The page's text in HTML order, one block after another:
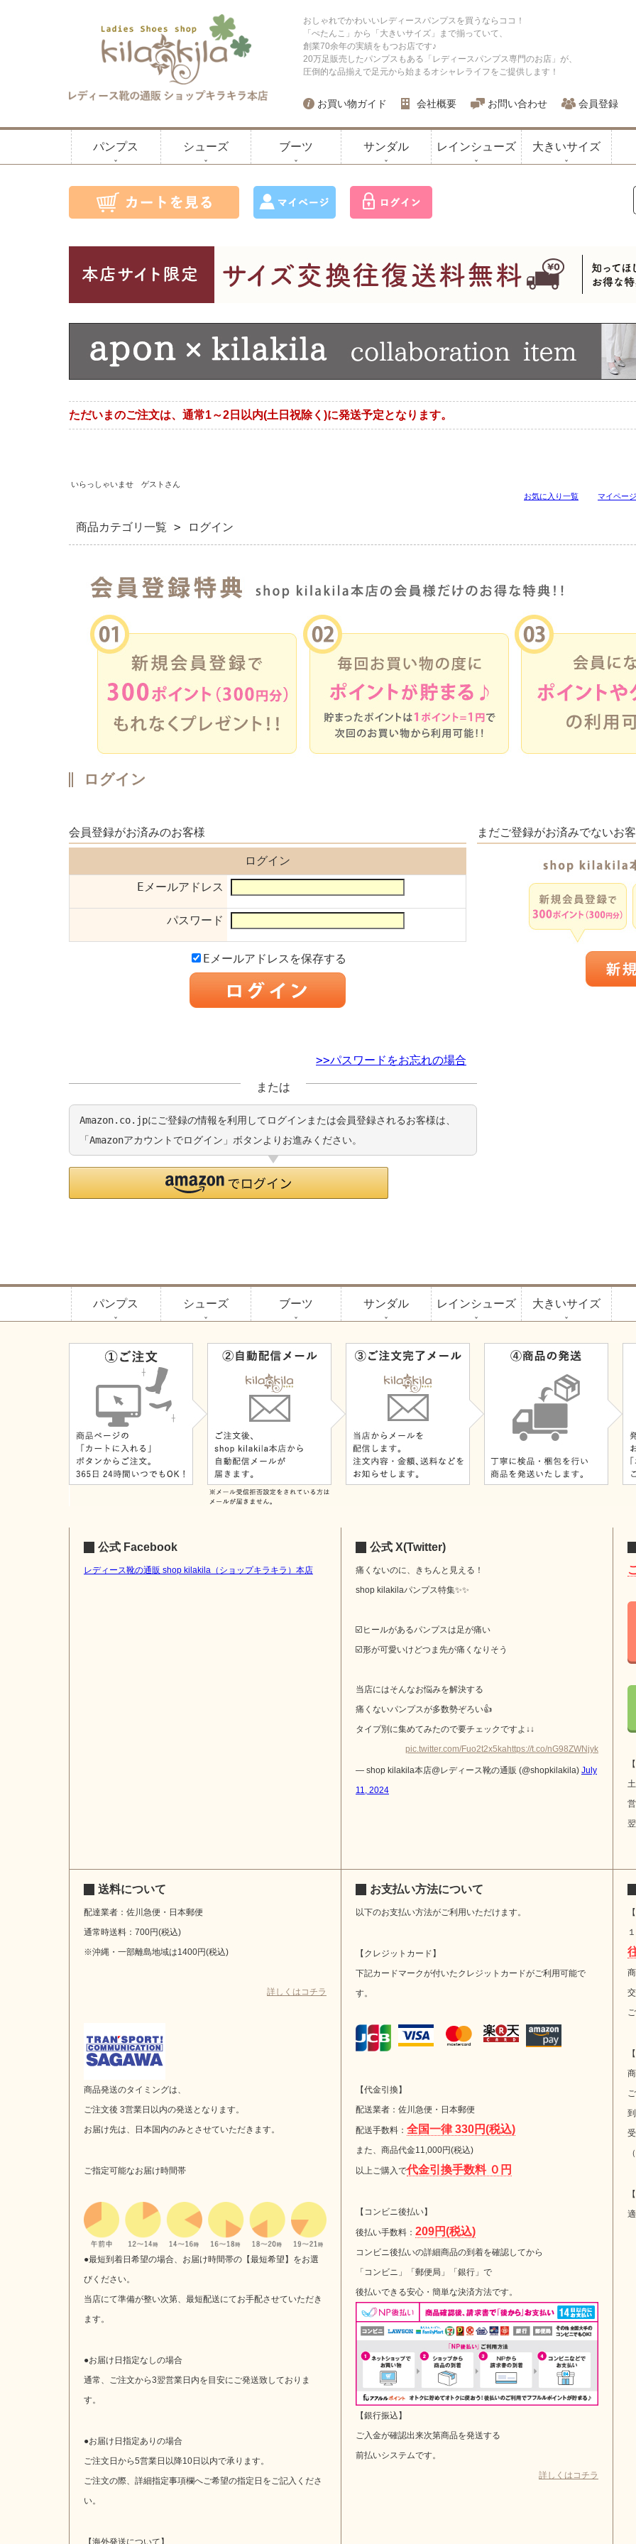
おしゃれでかわいいレディースパンプスを買うならココ！
「ぺたんこ」から「大きいサイズ」まで揃っていて、
創業70余年の実績をもつお店です♪
20万足販売したパンプスもある「レディースパンプス専門のお店」が、
圧倒的な品揃えで足元から始まるオシャレライフをご提供します！
お買い物ガイド 会社概要 お問い合わせ 会員登録
パンプス シューズ ブーツ サンダル レインシューズ 大きいサイズ
ただいまのご注文は、通常1～2日以内(土日祝除く)に発送予定となります。
いらっしゃいませ ゲストさん
お気に入り一覧
マイページ
商品カテゴリ一覧 > ログイン
ログイン
会員登録がお済みのお客様
ログイン
Eメールアドレス
パスワード
Eメールアドレスを保存する
>>パスワードをお忘れの場合
または
Amazon.co.jpにご登録の情報を利用してログインまたは会員登録されるお客様は、
「Amazonアカウントでログイン」ボタンよりお進みください。
まだご登録がお済みでないお
パンプス シューズ ブーツ サンダル レインシューズ 大きいサイズ
公式 Facebook
レディース靴の通販 shop kilakila（ショップキラキラ）本店
公式 X(Twitter)
痛くないのに、きちんと見える！
shop kilakilaパンプス特集✨✨
☑️ヒールがあるパンプスは足が痛い
☑️形が可愛いけどつま先が痛くなりそう
当店にはそんなお悩みを解決する
痛くないパンプスが多数勢ぞろい👍
タイプ別に集めてみたので要チェックですよ↓↓
https://t.co/nG98ZWNjyk
pic.twitter.com/Fuo2t2x5ka
— shop kilakila本店@レディース靴の通販 (@shopkilakila) July
11, 2024
送料について
配達業者：佐川急便・日本郵便
通常時送料：700円(税込)
※沖縄・一部離島地域は1400円(税込)
詳しくはコチラ
商品発送のタイミングは、
ご注文後 3営業日以内の発送となります。
お届け先は、日本国内のみとさせていただきます。
ご指定可能なお届け時間帯
●最短到着日希望の場合、お届け時間帯の【最短希望】をお選
びください。
当店にて準備が整い次第、最短配送にてお手配させていただき
ます。
●お届け日指定なしの場合
通常、ご注文から3翌営業日内を目安にご発送致しておりま
す。
●お届け日指定ありの場合
ご注文日から5営業日以降10日以内で承ります。
ご注文の際、詳細指定事項欄へご希望の指定日をご記入くださ
い。
【海外発送について】
お支払い方法について
以下のお支払い方法がご利用いただけます。
【クレジットカード】
下記カードマークが付いたクレジットカードがご利用可能で
す。
【代金引換】
配送業者：佐川急便・日本郵便
配送手数料： 全国一律 330円(税込)
また、商品代金11,000円(税込)
以上ご購入で代金引換手数料 ０円
【コンビニ後払い】
後払い手数料： 209円(税込)
コンビニ後払いの詳細商品の到着を確認してから
「コンビニ」「郵便局」「銀行」で
後払いできる安心・簡単な決済方法です。
【銀行振込】
ご入金が確認出来次第商品を発送する
前払いシステムです。
詳しくはコチラ